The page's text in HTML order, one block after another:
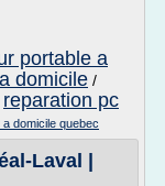
portable a
domicile /
reparation pc
domicile quebec
Laval |